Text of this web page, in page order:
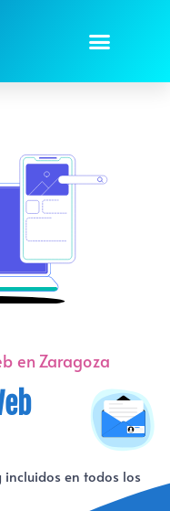
en Zaragoza
incluidos en todos los